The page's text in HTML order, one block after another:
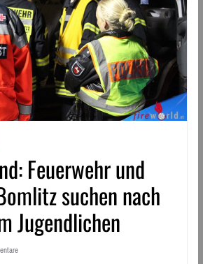
Feuerwehr und
suchen nach
Jugendlichen